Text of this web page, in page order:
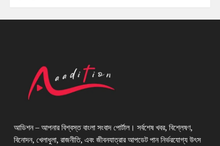
আডিশন – আপনার বিশ্বস্ত বাংলা সংবাদ পোর্টাল। সর্বশেষ খবর, বিশ্লেষণ,
বিনোদন, খেলাধুলা, রাজনীতি, এবং জীবনযাত্রার আপডেট পান নির্ভরযোগ্য উৎস